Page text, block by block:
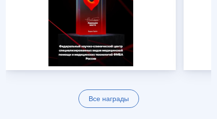
Все награды